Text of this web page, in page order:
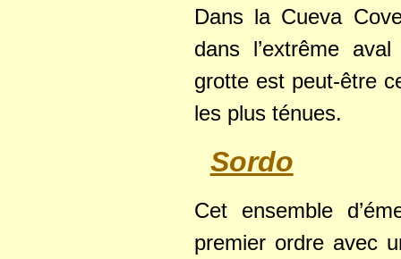
Dans la Cueva
dans l’extrême
grotte est peut-être
les plus ténues.
Sordo
Cet ensemble
premier ordre avec